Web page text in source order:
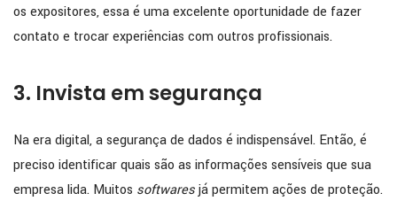
os expositores, essa é uma excelente oportunidade de fazer
contato e trocar experiências com outros profissionais.
3. Invista em segurança
Na era digital, a segurança de dados é indispensável. Então, é
preciso identificar quais são as informações sensíveis que sua
empresa lida. Muitos softwaresjá permitem ações de proteção.